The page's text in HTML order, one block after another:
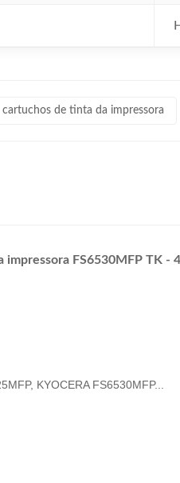
cartuchos de tinta da impressora
impressora FS6530MFP TK -
KYOCERA FS6530MFP...